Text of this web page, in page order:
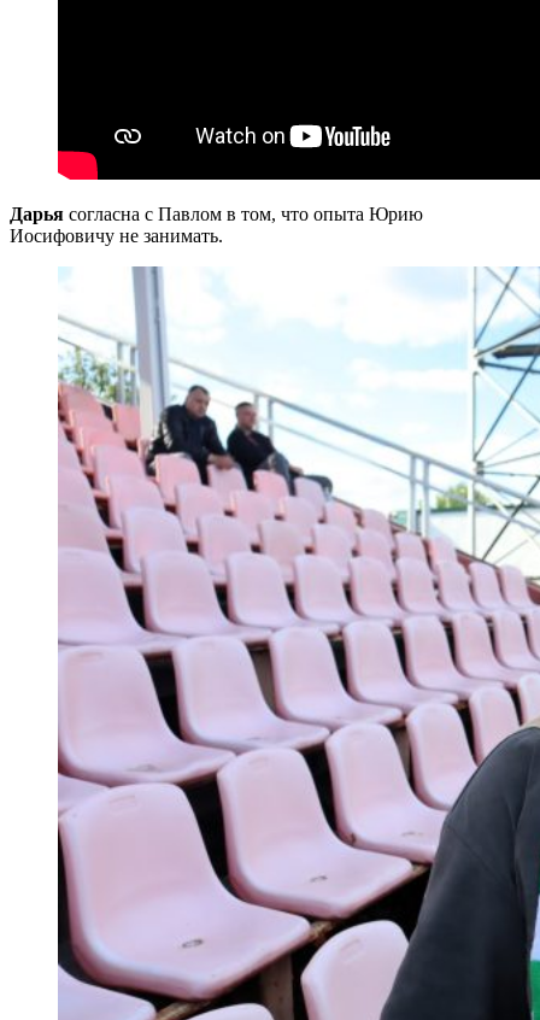
Дарья согласна с Павлом в том, что опыта Юрию
Иосифовичу не занимать.